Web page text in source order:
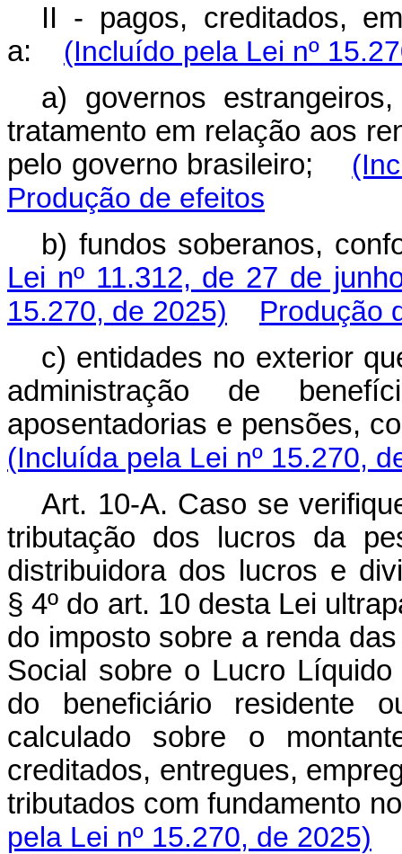
II - pagos, creditados,
a:
(Incluído pela Lei nº
a) governos
tratamento em relação aos
pelo governo brasileiro;
Produção de efeitos
b) fundos soberanos,
Lei nº 11.312, de 27 de
15.270, de 2025)
Produção
c) entidades no exterior
administração de
aposentadorias e pensões,
(Incluída pela Lei nº 15.270,
Art. 10-A. Caso se
tributação dos lucros da
distribuidora dos lucros e
§ 4º do art. 10 desta Lei
do imposto sobre a renda
Social sobre o Lucro
do beneficiário residente
calculado sobre o
creditados, entregues,
tributados com fundamento
pela Lei nº 15.270, de 2025)